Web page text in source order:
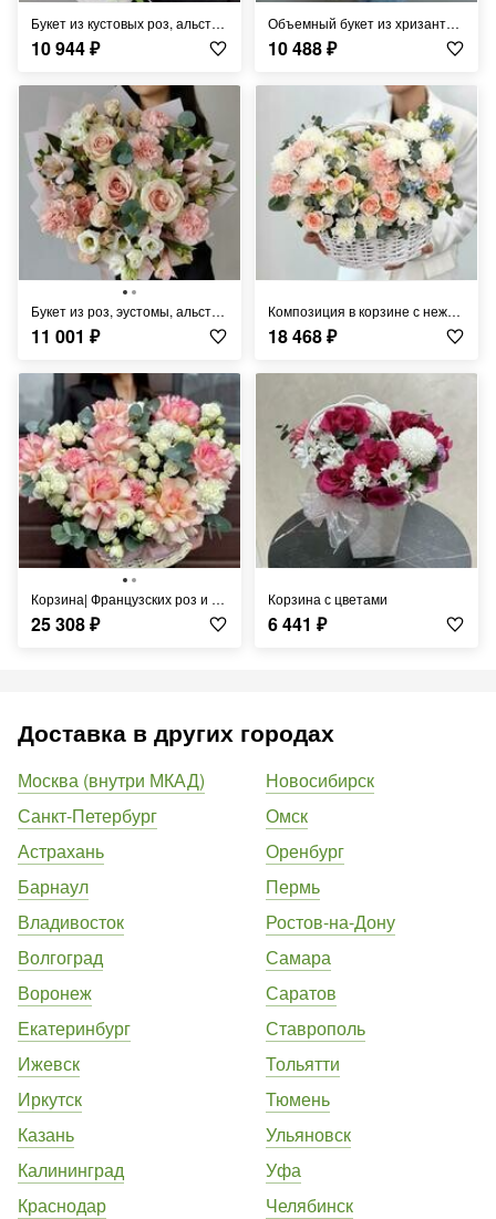
Букет из кустовых роз, альстромерий, гвоздиками «Каприз»
10 944₽
Объемный букет из хризантем, альстромерий и диантусов
10 488₽
Букет из роз, эустомы, альстромерий, гвоздик и хризантемы с эвкалиптом
11 001 ₽
Композиция в корзине с нежными цветами «Милота»
18 468₽
Корзина| Французских роз и диантусов
25 308₽
Корзина с цветами
6 441 ₽
Доставка в других городах
Москва (внутри МКАД)
Санкт-Петербург
Астрахань
Барнаул
Владивосток
Волгоград
Воронеж
Екатеринбург
Ижевск
Иркутск
Казань
Калининград
Краснодар
Новосибирск
Омск
Оренбург
Пермь
Ростов-на-Дону
Самара
Саратов
Ставрополь
Тольятти
Тюмень
Ульяновск
Уфа
Челябинск